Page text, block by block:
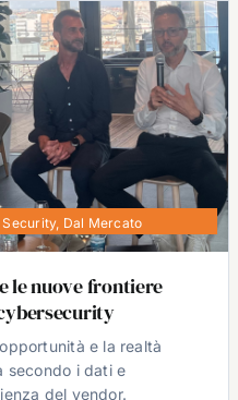
, Dal Mercato
le nuove frontiere
e la realtà
secondo i dati e
del vendor.